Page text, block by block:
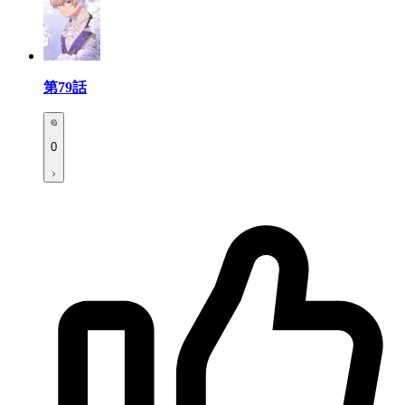
第79話
0